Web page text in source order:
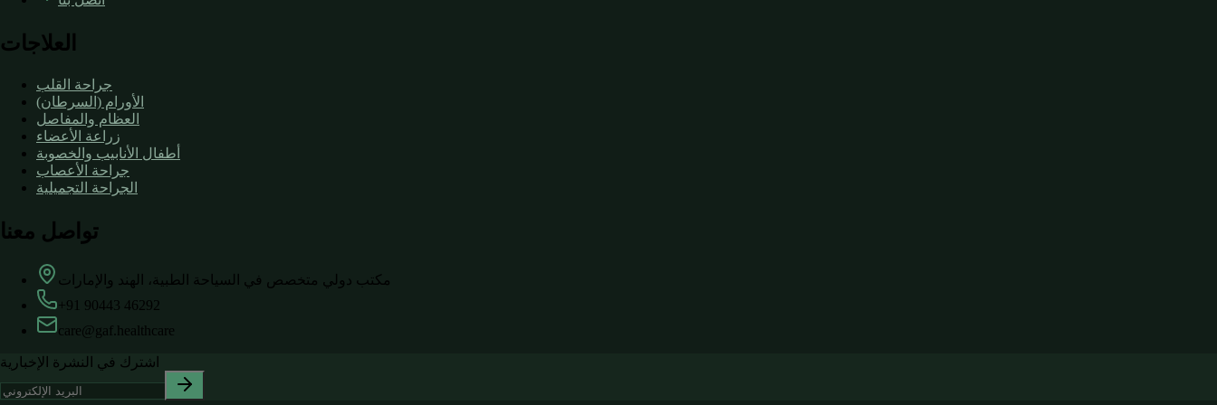
العلاجات
جراحة القلب
الأورام (السرطان)
العظام والمفاصل
زراعة الأعضاء
أطفال الأنابيب والخصوبة
جراحة الأعصاب
الجراحة التجميلية
تواصل معنا
مكتب دولي متخصص في السياحة الطبية، الهند والإمارات
+91 90443 46292
care@gaf.healthcare
اشترك في النشرة الإخبارية